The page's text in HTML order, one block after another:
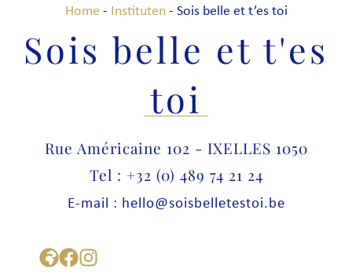
Home - Instituten- Sois belle et t’es toi
Sois belle et t'es
toi
Rue Américaine 102 - IXELLES 1050
Tel : +32 (0) 489 74 21 24
E-mail : hello@soisbelletestoi.be